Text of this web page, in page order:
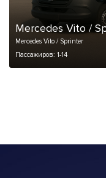
Mercedes Vito /
Mercedes Vito / Sprinter
Пассажиров: 1-14